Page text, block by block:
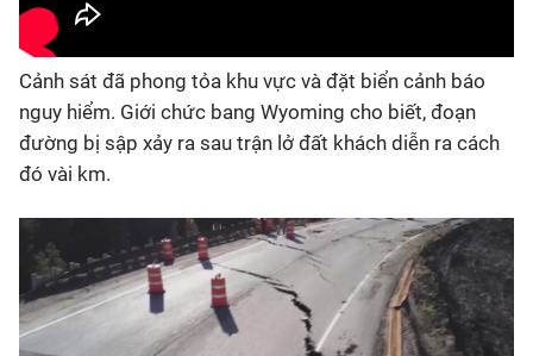
Cảnh sát đã phong tỏa khu vực và đặt biển cảnh báo
nguy hiểm. Giới chức bang Wyoming cho biết, đoạn
đường bị sập xảy ra sau trận lở đất khách diễn ra cách
đó vài km.